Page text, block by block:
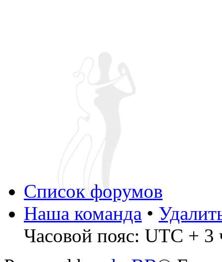
Список форумов
Наша команда •
Часовой пояс: UTC + 3